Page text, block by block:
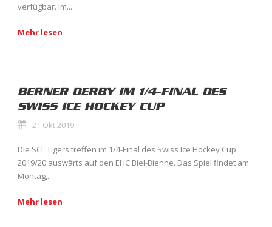
verfügbar. Im...
Mehr lesen
BERNER DERBY IM 1/4-FINAL DES
SWISS ICE HOCKEY CUP
21 Okt 2019
Die SCL Tigers treffen im 1/4-Final des Swiss Ice Hockey Cup
2019/20 auswärts auf den EHC Biel-Bienne. Das Spiel findet am
Montag,...
Mehr lesen